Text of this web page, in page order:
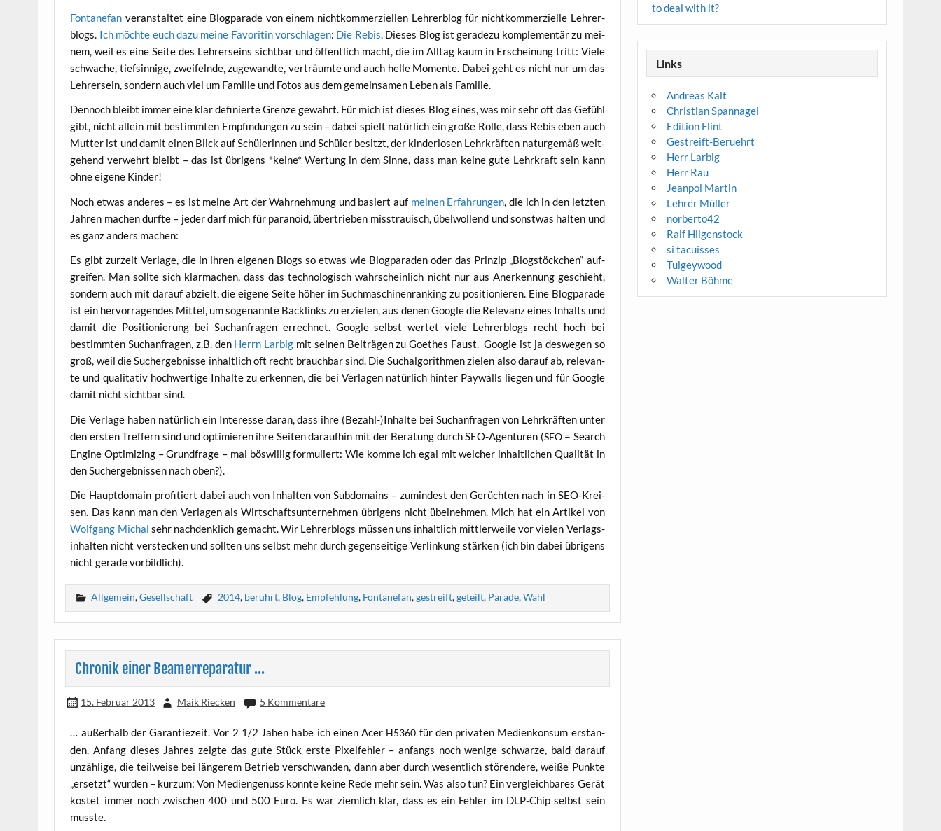
Fon­ta­ne­fan ver­an­stal­tet eine Blog­pa­ra­de von einem nicht­kom­mer­zi­el­len Leh­rer­blog für nicht­kom­mer­zi­el­le Leh­rer­
blogs. Ich möch­te euch dazu mei­ne Favo­ri­tin vor­schla­gen: Die Rebis. Die­ses Blog ist gera­de­zu kom­ple­men­tär zu mei­
nem, weil es eine Sei­te des Leh­rer­seins sicht­bar und öffent­lich macht, die im All­tag kaum in Erschei­nung tritt: Vie­le
schwa­che, tief­sin­ni­ge, zwei­feln­de, zuge­wand­te, ver­träum­te und auch hel­le Momen­te. Dabei geht es nicht nur um das
Leh­rer­sein, son­dern auch viel um Fami­lie und Fotos aus dem gemein­sa­men Leben als Familie.
Den­noch bleibt immer eine klar defi­nier­te Gren­ze gewahrt. Für mich ist die­ses Blog eines, was mir sehr oft das Gefühl
gibt, nicht allein mit bestimm­ten Emp­fin­dun­gen zu sein – dabei spielt natür­lich ein gro­ße Rol­le, dass Rebis eben auch
Mut­ter ist und damit einen Blick auf Schü­le­rin­nen und Schü­ler besitzt, der kin­der­lo­sen Lehr­kräf­ten natur­ge­mäß weit­
ge­hend ver­wehrt bleibt – das ist übri­gens *kei­ne* Wer­tung in dem Sin­ne, dass man kei­ne gute Lehr­kraft sein kann
ohne eige­ne Kinder!
Noch etwas ande­res – es ist mei­ne Art der Wahr­neh­mung und basiert auf mei­nen Erfah­run­gen, die ich in den letz­ten
Jah­ren machen durf­te – jeder darf mich für para­no­id, über­trie­ben miss­trau­isch, übel­wol­lend und sonst­was hal­ten und
es ganz anders machen:
Es gibt zur­zeit Ver­la­ge, die in ihren eige­nen Blogs so etwas wie Blog­pa­ra­den oder das Prin­zip „Blog­stöck­chen“ auf­
grei­fen. Man soll­te sich klar­ma­chen, dass das tech­no­lo­gisch wahr­schein­lich nicht nur aus Aner­ken­nung geschieht,
son­dern auch mit dar­auf abzielt, die eige­ne Sei­te höher im Such­ma­schi­nen­ran­king zu posi­tio­nie­ren. Eine Blog­pa­ra­de
ist ein her­vor­ra­gen­des Mit­tel, um soge­nann­te Back­links zu erzie­len, aus denen Goog­le die Rele­vanz eines Inhalts und
damit die Posi­tio­nie­rung bei Such­an­fra­gen errech­net. Goog­le selbst wer­tet vie­le Leh­rer­blogs recht hoch bei
bestimm­ten Such­an­fra­gen, z.B. den Herrn Lar­big mit sei­nen Bei­trä­gen zu Goe­thes Faust. Goog­le ist ja des­we­gen so
groß, weil die Such­ergeb­nis­se inhalt­lich oft recht brauch­bar sind. Die Such­al­go­rith­men zie­len also dar­auf ab, rele­van­
te und qua­li­ta­tiv hoch­wer­ti­ge Inhal­te zu erken­nen, die bei Ver­la­gen natür­lich hin­ter Pay­walls lie­gen und für Goog­le
damit nicht sicht­bar sind.
Die Ver­la­ge haben natür­lich ein Inter­es­se dar­an, dass ihre (Bezahl-)Inhalte bei Such­an­fra­gen von Lehr­kräf­ten unter
den ers­ten Tref­fern sind und opti­mie­ren ihre Sei­ten dar­auf­hin mit der Bera­tung durch SEO-Agen­tu­ren (SEO= Search
Engi­ne Opti­mi­zing – Grund­fra­ge – mal bös­wil­lig for­mu­liert: Wie kom­me ich egal mit wel­cher inhalt­li­chen Qua­li­tät in
den Such­ergeb­nis­sen nach oben?).
Die Haupt­do­main pro­fi­tiert dabei auch von Inhal­ten von Sub­do­mains – zumin­dest den Gerüch­ten nach in SEO-Krei­
sen. Das kann man den Ver­la­gen als Wirt­schafts­un­ter­neh­men übri­gens nicht übel­neh­men. Mich hat ein Arti­kel von
Wolf­gang Mich­al sehr nach­denk­lich gemacht. Wir Leh­rer­blogs müs­sen uns inhalt­lich mitt­ler­wei­le vor vie­len Ver­lags­
in­hal­ten nicht ver­ste­cken und soll­ten uns selbst mehr durch gegen­sei­ti­ge Ver­lin­kung stär­ken (ich bin dabei übri­gens
nicht gera­de vorbildlich).
Allgemein,Gesellschaft 2014, berührt, Blog, Empfehlung, Fontanefan,gestreift,geteilt, Parade,Wahl
Chronik einer Beamerreparatur …
15. Februar 2013 Maik Riecken 5 Kommentare
… außer­halb der Garan­tie­zeit. Vor 2 1/2 Jahen habe ich einen Acer H5360 für den pri­va­ten Medi­en­kon­sum erstan­
den. Anfang die­ses Jah­res zeig­te das gute Stück ers­te Pixel­feh­ler – anfangs noch weni­ge schwar­ze, bald dar­auf
unzäh­li­ge, die teil­wei­se bei län­ge­rem Betrieb ver­schwan­den, dann aber durch wesent­lich stö­ren­de­re, wei­ße Punk­te
„ersetzt“ wur­den – kurz­um: Von Medi­en­ge­nuss konn­te kei­ne Rede mehr sein. Was also tun? Ein ver­gleich­ba­res Gerät
kos­tet immer noch zwi­schen 400 und 500 Euro. Es war ziem­lich klar, dass es ein Feh­ler im DLP-Chip selbst sein
musste.
to deal with it?
Links
Andreas Kalt
Christian Spannagel
Edition Flint
Gestreift-Beruehrt
Herr Larbig
Herr Rau
Jeanpol Martin
Lehrer Müller
norberto42
Ralf Hilgenstock
si tacuisses
Tulgeywood
Walter Böhme